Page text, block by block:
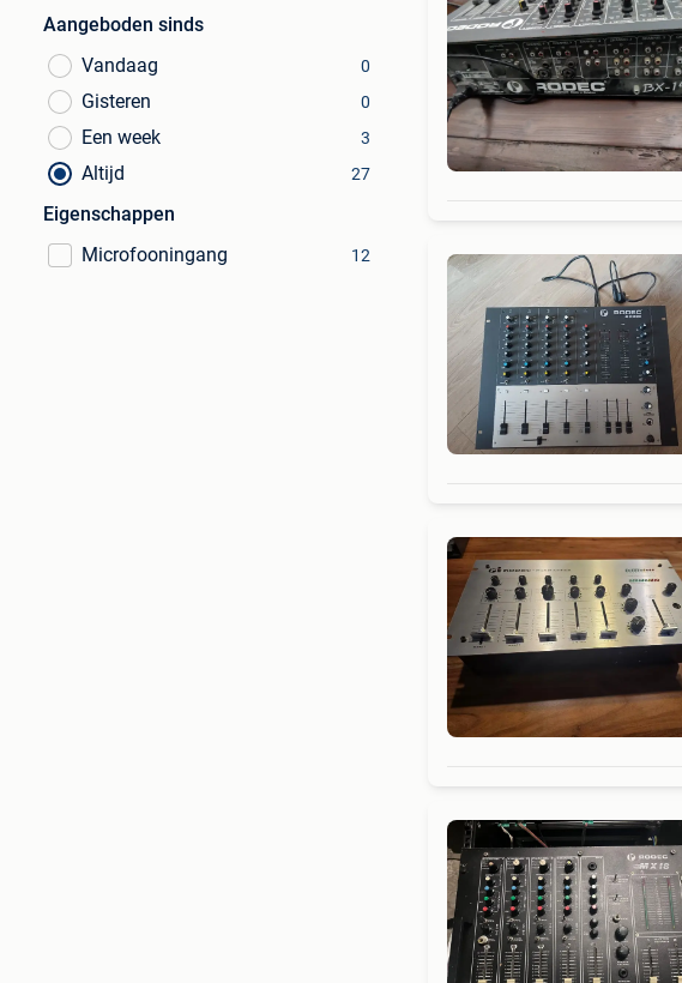
Aangeboden sinds
Vandaag
0
Gisteren 0
Een week 3
Altijd 27
Eigenschappen
Microfooningang
12